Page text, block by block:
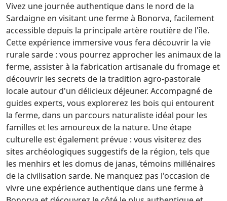
Vivez une journée authentique dans le nord de la
Sardaigne en visitant une ferme à Bonorva, facilement
accessible depuis la principale artère routière de l'île.
Cette expérience immersive vous fera découvrir la vie
rurale sarde : vous pourrez approcher les animaux de la
ferme, assister à la fabrication artisanale du fromage et
découvrir les secrets de la tradition agro-pastorale
locale autour d'un délicieux déjeuner. Accompagné de
guides experts, vous explorerez les bois qui entourent
la ferme, dans un parcours naturaliste idéal pour les
familles et les amoureux de la nature. Une étape
culturelle est également prévue : vous visiterez des
sites archéologiques suggestifs de la région, tels que
les menhirs et les domus de janas, témoins millénaires
de la civilisation sarde. Ne manquez pas l'occasion de
vivre une expérience authentique dans une ferme à